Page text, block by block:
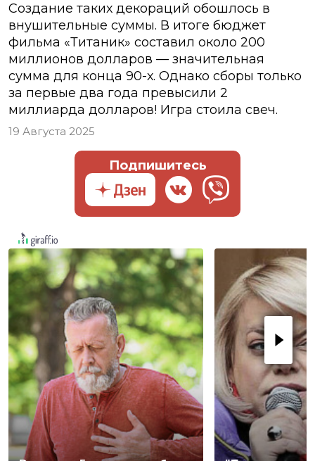
Создание таких декораций обошлось в
внушительные суммы. В итоге бюджет
фильма «Титаник» составил около 200
миллионов долларов — значительная
сумма для конца 90-х. Однако сборы только
за первые два года превысили 2
миллиарда долларов! Игра стоила свеч.
19 Августа 2025
Подпишитесь